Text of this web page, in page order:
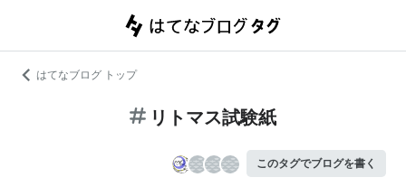
はてなブログ トップ
リトマス試験紙
このタグでブログを書く